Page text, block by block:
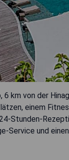
6 km von der
einem
Stunden-
Service und